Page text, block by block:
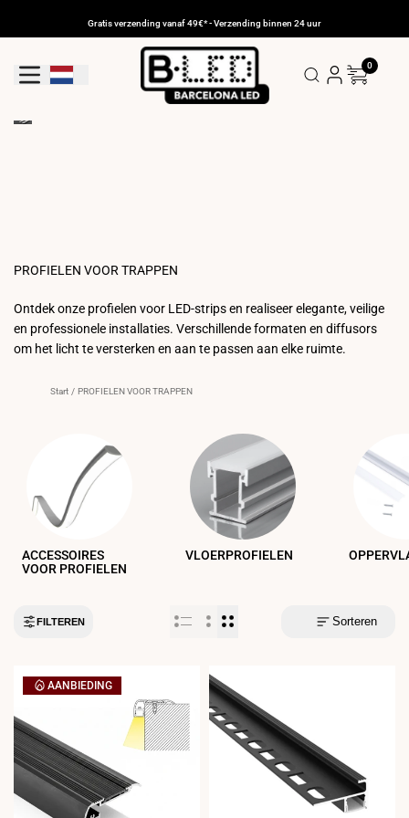
Gratis verzending vanaf 49€* - Verzending binnen 24 uur
Geolocatieknop: Nederland
0
PROFIELEN VOOR TRAPPEN
Ontdek onze profielen voor LED-strips en realiseer elegante, veilige
en professionele installaties. Verschillende formaten en diffusors
om het licht te versterken en aan te passen aan elke ruimte.
Start / PROFIELEN VOOR TRAPPEN
ACCESSOIRES
VOOR PROFIELEN
VLOERPROFIELEN
FILTEREN Sorteren
AANBIEDING